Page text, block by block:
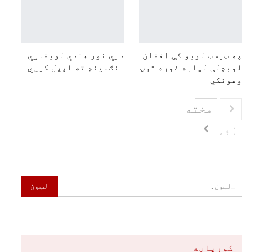
په ټیسټ لوبو کې افغان
لوبډلې لپاره غوره توپ
وهونکي
دري نور هندي لوبغاړي
انګلینډ ته لېږل کيږي
زوړ
مخته
کورپاڼه